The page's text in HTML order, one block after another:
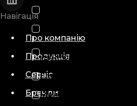
монітори
Електронейроміографи
Медичні кушетки
Навігація
Про компанію
Продукція
Сервіс
Бренди